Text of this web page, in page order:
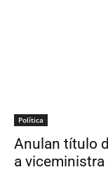
Política
Anulan título
a viceministra